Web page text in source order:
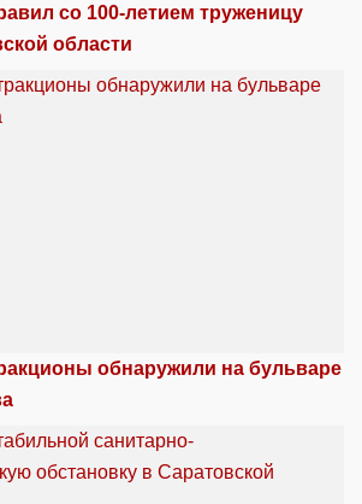
со 100-летием труженицу
области
обнаружили на бульваре